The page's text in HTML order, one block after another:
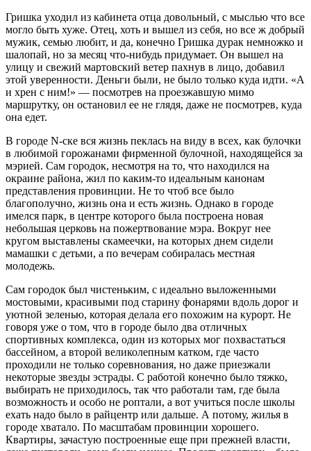
Гришка уходил из кабинета отца довольный, с мыслью что все
могло быть хуже. Отец, хоть и вышел из себя, но все ж добрый
мужик, семью любит, и да, конечно Гришка дурак немножко и
шалопай, но за месяц что-нибудь придумает. Он вышел на
улицу и свежий мартовский ветер пахнув в лицо, добавил
этой уверенности. Деньги были, не было только куда идти. «А
и хрен с ним!» — посмотрев на проезжавшую мимо
маршрутку, он остановил ее не глядя, даже не посмотрев, куда
она едет.
В городе N-ске вся жизнь пеклась на виду в всех, как булочки
в любимой горожанами фирменной булочной, находящейся за
мэрией. Сам городок, несмотря на то, что находился на
окраине района, жил по каким-то идеальным канонам
представления провинции. Не то чтоб все было
благополучно, жизнь она и есть жизнь. Однако в городе
имелся парк, в центре которого была построена новая
небольшая церковь на пожертвование мэра. Вокруг нее
кругом выставлены скамеечки, на которых днем сидели
мамашки с детьми, а по вечерам собиралась местная
молодежь.
Сам городок был чистеньким, с идеально выложенными
мостовыми, красивыми под старину фонарями вдоль дорог и
уютной зеленью, которая делала его похожим на курорт. Не
говоря уже о том, что в городе было два отличных
спортивных комплекса, один из которых мог похвастаться
бассейном, а второй великолепным катком, где часто
проходили не только соревнования, но даже приезжали
некоторые звезды эстрады. С работой конечно было тяжко,
выбирать не приходилось, так что работали там, где была
возможность и особо не роптали, а вот учиться после школы
ехать надо было в райцентр или дальше. А потому, жилья в
городе хватало. По масштабам провинции хорошего.
Квартиры, зачастую построенные еще при прежней власти,